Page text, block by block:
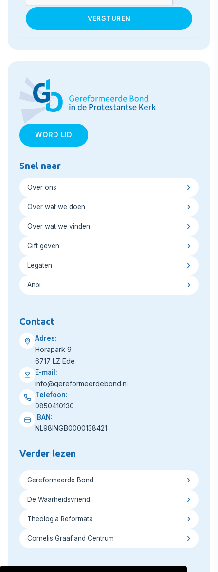
WORD LID
Snel naar
Over ons
Over wat we doen
Over wat we vinden
Gift geven
Legaten
Anbi
Contact
Adres:
Horapark 9
6717 LZ Ede
E-mail:
info@gereformeerdebond.nl
Telefoon:
0850410130
IBAN:
NL98INGB0000138421
Verder lezen
Gereformeerde Bond
De Waarheidsvriend
Theologia Reformata
Cornelis Graafland Centrum